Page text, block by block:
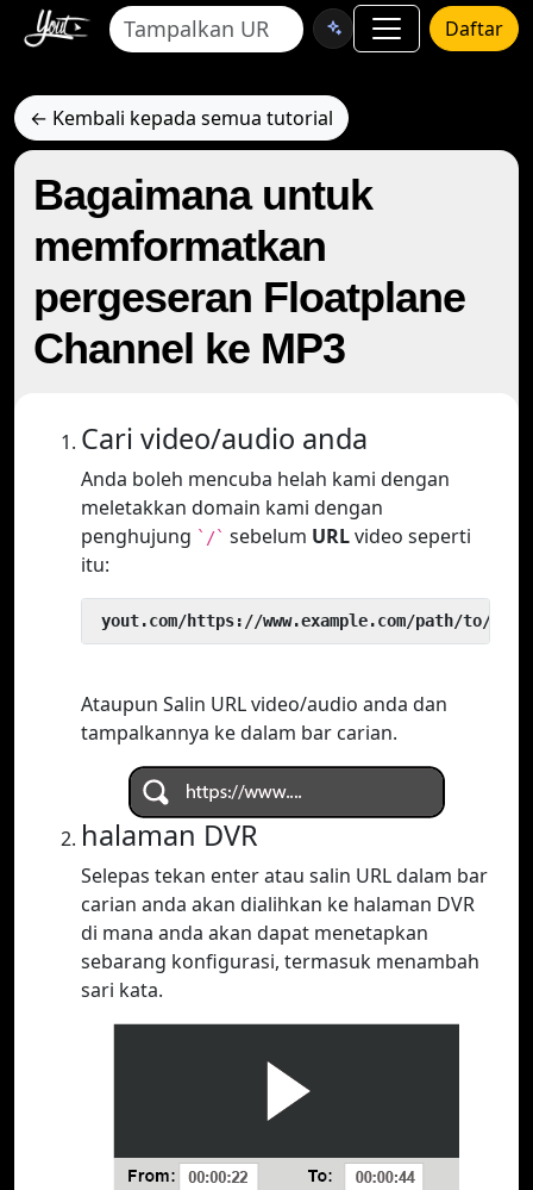
Daftar
← Kembali kepada semua tutorial
Bagaimana untuk
memformatkan
pergeseran Floatplane
Channel ke MP3
Cari video/audio anda
Anda boleh mencuba helah kami dengan
meletakkan domain kami dengan
penghujung `/` sebelum URLvideo seperti
itu:
yout.com/https://www.example.com/path/to/
Ataupun Salin URL video/audio anda dan
tampalkannya ke dalam bar carian.
halaman DVR
Selepas tekan enter atau salin URL dalam bar
carian anda akan dialihkan ke halaman DVR
di mana anda akan dapat menetapkan
sebarang konfigurasi, termasuk menambah
sari kata.